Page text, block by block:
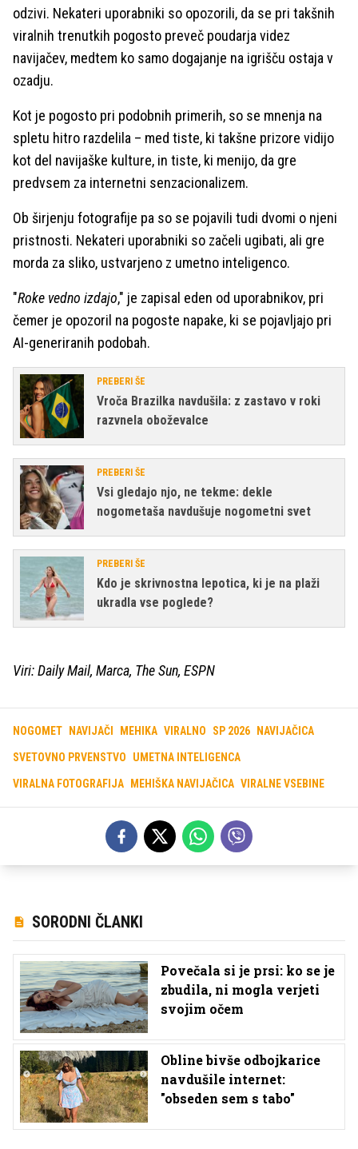
odzivi. Nekateri uporabniki so opozorili, da se pri takšnih
viralnih trenutkih pogosto preveč poudarja videz
navijačev, medtem ko samo dogajanje na igrišču ostaja v
ozadju.
Kot je pogosto pri podobnih primerih, so se mnenja na
spletu hitro razdelila – med tiste, ki takšne prizore vidijo
kot del navijaške kulture, in tiste, ki menijo, da gre
predvsem za internetni senzacionalizem.
Ob širjenju fotografije pa so se pojavili tudi dvomi o njeni
pristnosti. Nekateri uporabniki so začeli ugibati, ali gre
morda za sliko, ustvarjeno z umetno inteligenco.
"Roke vedno izdajo," je zapisal eden od uporabnikov, pri
čemer je opozoril na pogoste napake, ki se pojavljajo pri
AI-generiranih podobah.
PREBERI ŠE
Vroča Brazilka navdušila: z zastavo v roki
razvnela oboževalce
PREBERI ŠE
Vsi gledajo njo, ne tekme: dekle
nogometaša navdušuje nogometni svet
PREBERI ŠE
Kdo je skrivnostna lepotica, ki je na plaži
ukradla vse poglede?
Viri: Daily Mail, Marca, The Sun, ESPN
NOGOMET NAVIJAČI MEHIKA VIRALNO SP 2026 NAVIJAČICA
SVETOVNO PRVENSTVO UMETNA INTELIGENCA
VIRALNA FOTOGRAFIJA MEHIŠKA NAVIJAČICA VIRALNE VSEBINE
SORODNI ČLANKI
Povečala si je prsi: ko se je
zbudila, ni mogla verjeti
svojim očem
Obline bivše odbojkarice
navdušile internet:
"obseden sem s tabo"